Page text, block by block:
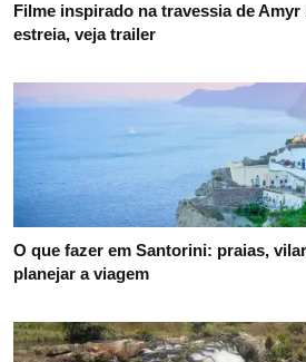
Filme inspirado na travessia de
estreia, veja trailer
O que fazer em Santorini: praias,
planejar a viagem